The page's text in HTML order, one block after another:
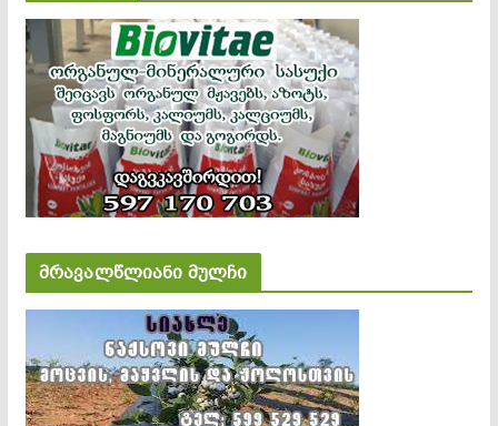
მრავალწლიანი მულჩი